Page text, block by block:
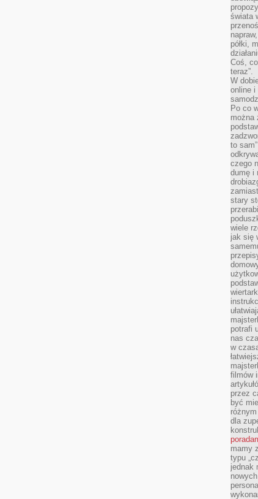
świata
półki,
Coś,
teraz”.
W
online i
Po co
można
to
czego
dumę i
stary
wiele
jak się
potrafi
nas
w
filmów
przez
być
dla
mamy
typu
jednak